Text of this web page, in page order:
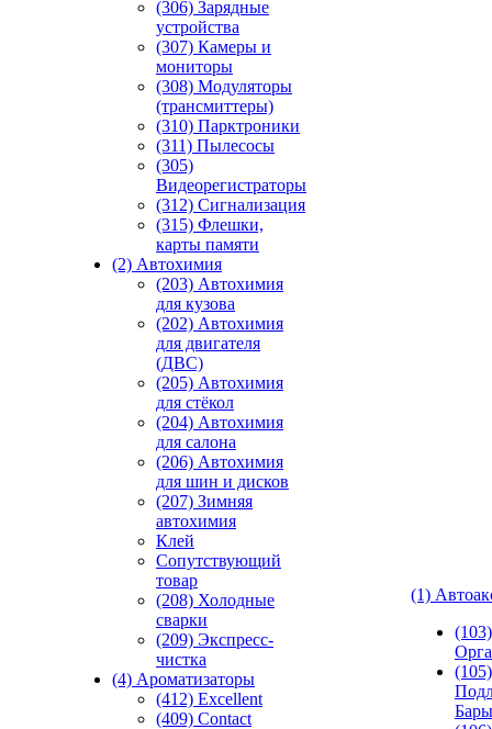
(306) Зарядные
устройства
(307) Камеры и
мониторы
(308) Модуляторы
(трансмиттеры)
(310) Парктроники
(311) Пылесосы
(305)
Видеорегистраторы
(312) Сигнализация
(315) Флешки,
карты памяти
(2) Автохимия
(203) Автохимия
для кузова
(202) Автохимия
для двигателя
(ДВС)
(205) Автохимия
для стёкол
(204) Автохимия
для салона
(206) Автохимия
для шин и дисков
(207) Зимняя
автохимия
Клей
Сопутствующий
товар
(208) Холодные
сварки
(209) Экспреcс-
чистка
(4) Ароматизаторы
(412) Excellent
(409) Contact
(1)
(105)
Бары